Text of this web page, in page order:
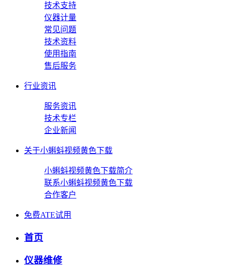
技术支持
仪器计量
常见问题
技术资料
使用指南
售后服务
行业资讯
服务资讯
技术专栏
企业新闻
关于小蝌蚪视频黄色下载
小蝌蚪视频黄色下载简介
联系小蝌蚪视频黄色下载
合作客户
免费ATE试用
首页
仪器维修